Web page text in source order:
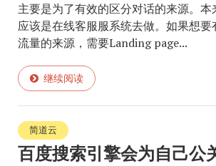
主要是为了有效的区分对话的来源。
应该是在线客服服系统去做。如果想要
流量的来源，需要Landing page...
继续阅读
简道云
百度搜索引擎会为自己公